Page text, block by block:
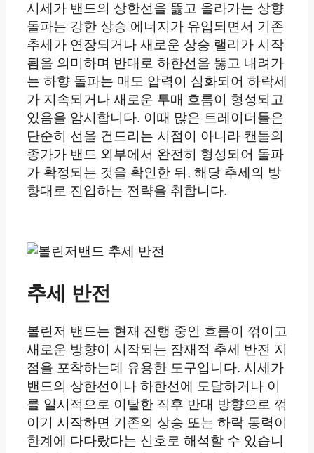
시세가 밴드의 상한선을 뚫고 올라가는 상향
돌파는 강한 상승 에너지가 유입되면서 기존
추세가 연장되거나 새로운 상승 랠리가 시작
됨을 의미하며 반대로 하한선을 뚫고 내려가
는 하향 돌파는 매도 압력이 심화되어 하락세
가 지속되거나 새로운 투매 흐름이 형성되고
있음을 암시합니다. 이때 많은 트레이더들은
단순히 선을 건드리는 시점이 아니라 캔들의
종가가 밴드 외부에서 완전히 형성되어 돌파
가 확정되는 것을 확인한 뒤, 해당 추세의 방
향대로 진입하는 전략을 취합니다.
추세 반전
볼린저 밴드는 현재 진행 중인 흐름이 꺾이고
새로운 방향이 시작되는 잠재적 추세 반전 지
점을 포착하는데 유용한 도구입니다. 시세가
밴드의 상한선이나 하한선에 도달하거나 이
를 일시적으로 이탈한 직후 반대 방향으로 꺾
이기 시작하면 기존의 상승 또는 하락 동력이
한계에 다다랐다는 신호로 해석할 수 있습니